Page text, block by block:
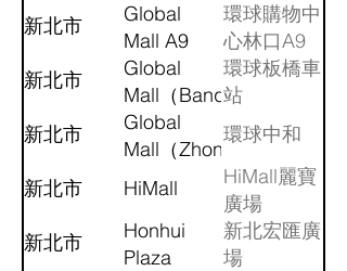
新北市
Global
Mall A9
環球購物中
心林口A9
新北市
Global
Mall（Banqiao）
環球板橋車
站
新北市
Global
Mall（Zhonghe）
環球中和
新北市 HiMall
HiMall麗寶
廣場
新北市
Honhui
Plaza
新北宏匯廣
場